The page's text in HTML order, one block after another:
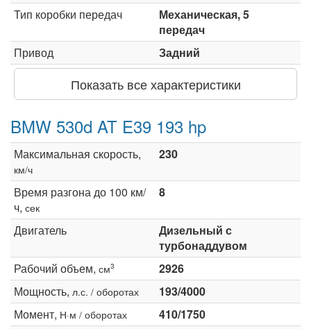
Тип коробки передач
Механическая, 5
передач
Привод
Задний
Показать все характеристики
BMW 530d AT E39 193 hp
Максимальная скорость,
км/ч
230
Время разгона до 100 км/
ч, сек
8
Двигатель
Дизельный с
турбонаддувом
Рабочий объем, см3
2926
Мощность, л.с. / оборотах
193/4000
Момент, Н·м / оборотах
410/1750